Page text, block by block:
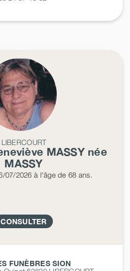
LIBERCOURT
MASSYnée
MASSY
07/2026 à l'âge de 68 ans.
CONSULTER
FUNÈBRES SION